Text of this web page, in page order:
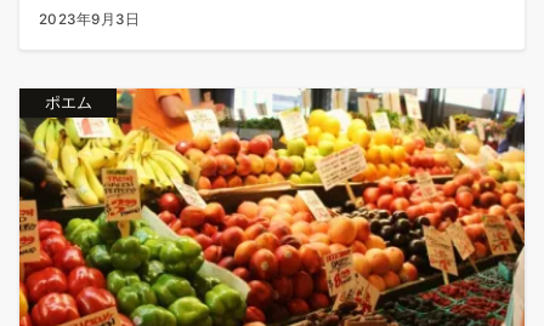
2023年9月3日
ポエム